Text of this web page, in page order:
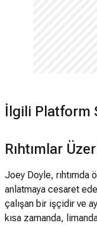
İlgili Platform
Rıhtımlar
Joey Doyle, rıhtımda
anlatmaya cesaret
çalışan bir işçidir ve
kısa zamanda,